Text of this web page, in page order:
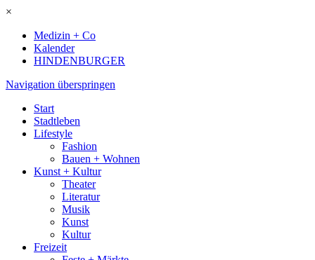
×
Medizin + Co
Kalender
HINDENBURGER
Navigation überspringen
Start
Stadtleben
Lifestyle
Fashion
Bauen + Wohnen
Kunst + Kultur
Theater
Literatur
Musik
Kunst
Kultur
Freizeit